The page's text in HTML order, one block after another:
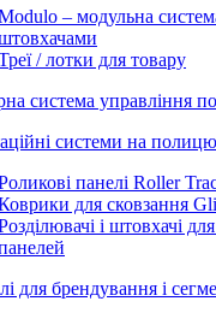
– модульна
/ лотки для товару
система управління
системи на полицю
панелі Roller
для сковзання
і штовхачі
для брендування і